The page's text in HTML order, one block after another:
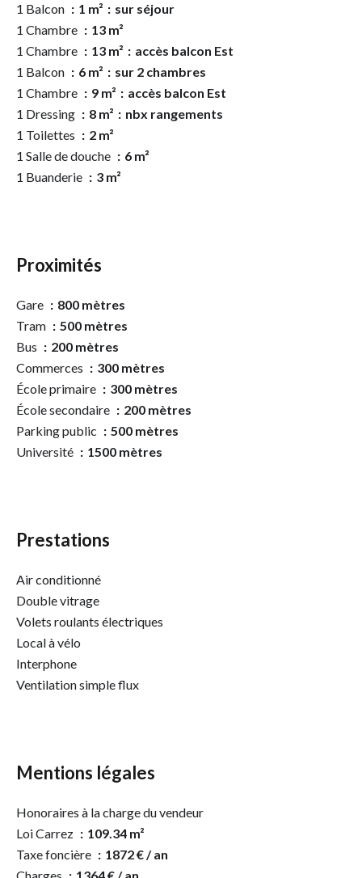
1 Balcon
1 m²
sur séjour
1 Chambre
13 m²
1 Chambre
13 m²
accès balcon Est
1 Balcon
6 m²
sur 2 chambres
1 Chambre
9 m²
accès balcon Est
1 Dressing
8 m²
nbx rangements
1 Toilettes
2 m²
1 Salle de douche
6 m²
1 Buanderie
3 m²
Proximités
Gare
800 mètres
Tram
500 mètres
Bus
200 mètres
Commerces
300 mètres
École primaire
300 mètres
École secondaire
200 mètres
Parking public
500 mètres
Université
1500 mètres
Prestations
Air conditionné
Double vitrage
Volets roulants électriques
Local à vélo
Interphone
Ventilation simple flux
Mentions légales
Honoraires à la charge du vendeur
Loi Carrez
109.34 m²
Taxe foncière
1872 € / an